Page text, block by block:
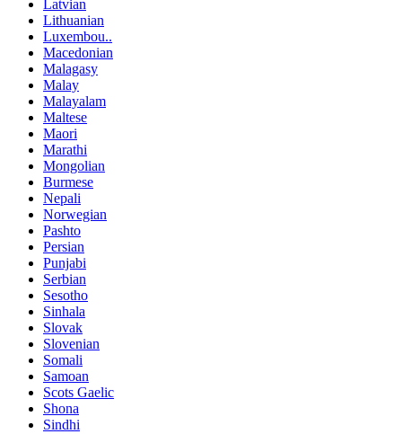
Latvian
Lithuanian
Luxembou..
Macedonian
Malagasy
Malay
Malayalam
Maltese
Maori
Marathi
Mongolian
Burmese
Nepali
Norwegian
Pashto
Persian
Punjabi
Serbian
Sesotho
Sinhala
Slovak
Slovenian
Somali
Samoan
Scots Gaelic
Shona
Sindhi